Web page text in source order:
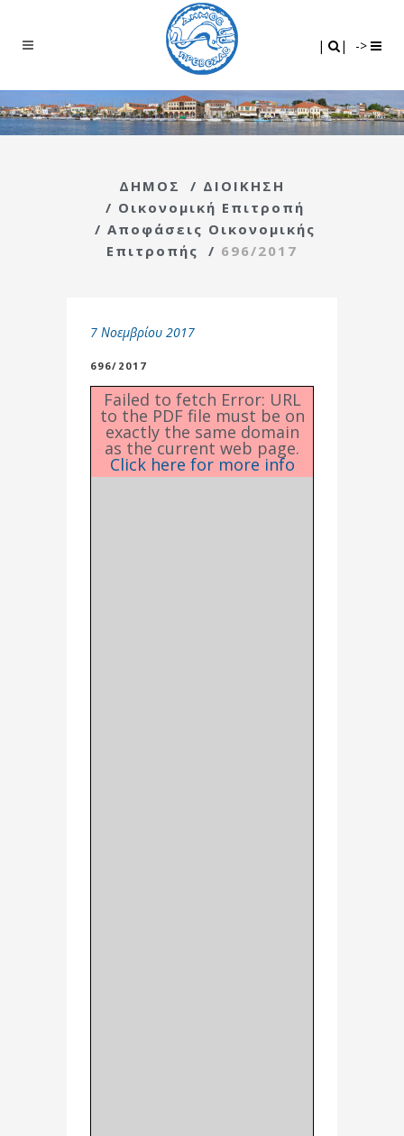
| | ->
ΔΗΜΟΣ / ΔΙΟΙΚΗΣΗ
/ Οικονομική Επιτροπή
/ Αποφάσεις Οικονομικής
Επιτροπής
/ 696/2017
7 Νοεμβρίου 2017
696/2017
Failed to fetch Error: URL
to the PDF file must be on
exactly the same domain
as the current web page.
Click here for more info